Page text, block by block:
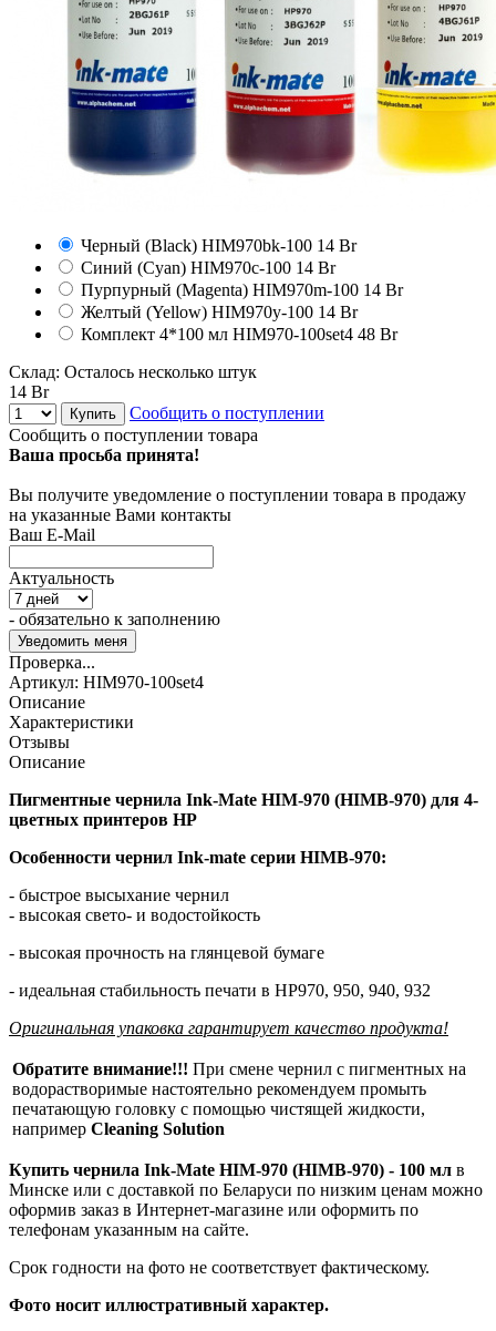
Черный (Black) HIM970bk-100 14 Br
Синий (Cyan) HIM970c-100 14 Br
Пурпурный (Magenta) HIM970m-100 14 Br
Желтый (Yellow) HIM970y-100 14 Br
Комплект 4*100 мл HIM970-100set4 48 Br
Склад: Осталось несколько штук
14 Br
Купить
Сообщить о поступлении
Сообщить о поступлении товара
Ваша просьба принята!
Вы получите уведомление о поступлении товара в продажу
на указанные Вами контакты
Ваш E-Mail
Актуальность
- обязательно к заполнению
Проверка...
Артикул: HIM970-100set4
Описание
Характеристики
Отзывы
Описание
Пигментные чернила Ink-Mate HIM-970 (HIMB-970) для 4-
цветных принтеров HP
Особенности чернил Ink-mate серии HIMB-970:
- быстрое высыхание чернил
- высокая свето- и водостойкость
- высокая прочность на глянцевой бумаге
- идеальная стабильность печати в HP970, 950, 940, 932
Оригинальная упаковка гарантирует качество продукта!
Обратите внимание!!! При смене чернил с пигментных на
водорастворимые настоятельно рекомендуем промыть
печатающую головку с помощью чистящей жидкости,
например Cleaning Solution
Купить чернила Ink-Mate HIM-970 (HIMB-970) - 100 мл в
Минске или с доставкой по Беларуси по низким ценам можно
оформив заказ в Интернет-магазине или оформить по
телефонам указанным на сайте.
Срок годности на фото не соответствует фактическому.
Фото носит иллюстративный характер.